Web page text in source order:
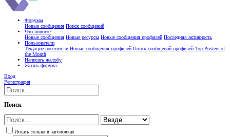
Форумы
Новые сообщения Поиск сообщений
Что нового?
Новые сообщения Новые ресурсы Новые сообщения профилей Последняя активность
Пользователи
Текущие посетители Новые сообщения профилей Поиск сообщений профилей Top Posters of
the Month
Написать жалобу
Жизнь форума
Вход
Регистрация
Поиск
Искать только в заголовках